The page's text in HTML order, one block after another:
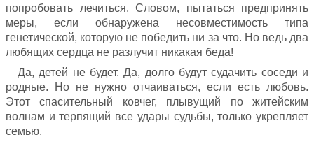
попробовать лечиться. Словом, пытаться предпринять
меры, если обнаружена несовместимость типа
генетической, которую не победить ни за что. Но ведь два
любящих сердца не разлучит никакая беда!
Да, детей не будет. Да, долго будут судачить соседи и
родные. Но не нужно отчаиваться, если есть любовь.
Этот спасительный ковчег, плывущий по житейским
волнам и терпящий все удары судьбы, только укрепляет
семью.